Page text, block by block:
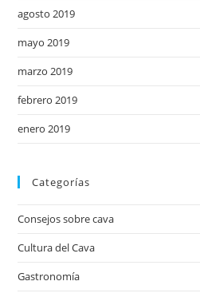
agosto 2019
mayo 2019
marzo 2019
febrero 2019
enero 2019
Categorías
Consejos sobre cava
Cultura del Cava
Gastronomía